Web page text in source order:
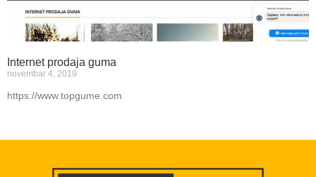
Internet prodaja guma
novembar 4, 2019
https://www.topgume.com